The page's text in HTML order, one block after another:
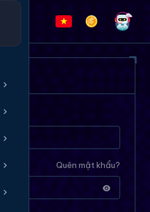
Quên mật khẩu?